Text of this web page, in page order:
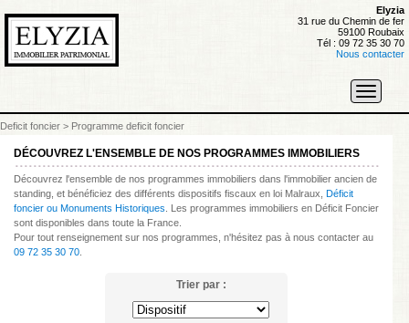
Elyzia
31 rue du Chemin de fer
59100 Roubaix
Tél : 09 72 35 30 70
Nous contacter
Toggle
Deficit foncier > Programme deficit foncier
DÉCOUVREZ L'ENSEMBLE DE NOS PROGRAMMES IMMOBILIERS
Découvrez l'ensemble de nos programmes immobiliers dans l'immobilier ancien de
standing, et bénéficiez des différents dispositifs fiscaux en loi Malraux, Déficit
foncier ou Monuments Historiques . Les programmes immobiliers en Déficit Foncier
sont disponibles dans toute la France.
Pour tout renseignement sur nos programmes, n'hésitez pas à nous contacter au
09 72 35 30 70
Trier par :